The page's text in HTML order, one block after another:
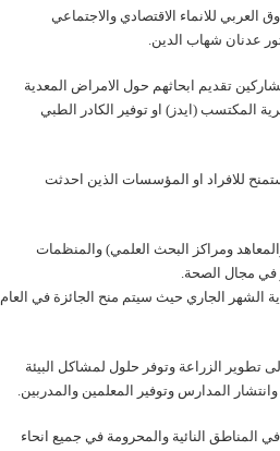
للانماء الاقتصادي والاجتماعي
عدنان شهاب الدين.
تقديم ابحاثهم حول الامراض المعدية
المكتسب (ايدز) او توفير الكادر الطبي
للافراد او المؤسسات الذين احدثت
ومراكز البحث العلمي) والمنظمات
في مجال الصحة.
الشهر الجاري حيث سيتم منح الجائزة في العام
تطوير الزراعة وتوفر حلول لمشاكل البيئة
وانتشار المدارس وتوفير المعلمين والمدربين.
الفقراء والايتام في المناطق النائية والمحرومة في جميع انحاء